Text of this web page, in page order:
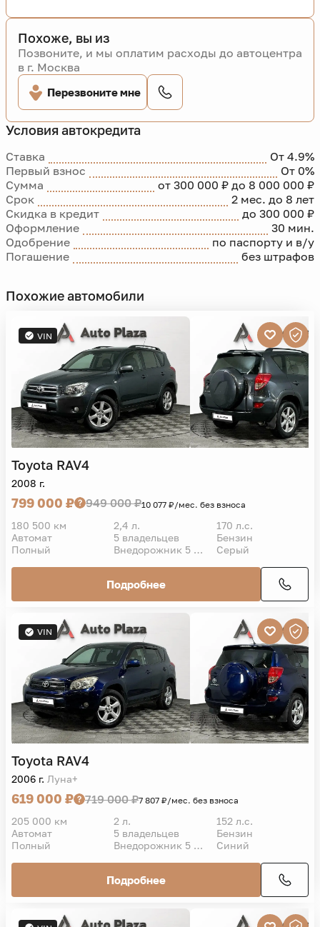
Условия автокредита
Ставка
От 4.9%
Первый взнос
От 0%
Сумма
от 300 000 ₽ до 8 000 000 ₽
Срок
2 мес. до 8 лет
Скидка в кредит
до 300 000 ₽
Оформление
30 мин.
Одобрение
по паспорту и в/у
Погашение
без штрафов
Похоже, вы из
Позвоните, и мы оплатим расходы до автоцентра
в г. Москва
Перезвоните мне
Похожие автомобили
VIN
Toyota RAV4
2008 г.
799 000 ₽ 949 000 ₽10 077 ₽/мес. без взноса
180 500 км 2,4 л.
170 л.с.
Автомат
5 владельцев
Бензин
Полный
Внедорожник 5 дв. Серый
Подробнее
VIN
Toyota RAV4
2006 г. Луна+
619 000 ₽ 719 000 ₽7 807 ₽/мес. без взноса
205 000 км 2 л.
152 л.с.
Автомат
5 владельцев
Бензин
Полный
Внедорожник 5 дв. Синий
Подробнее